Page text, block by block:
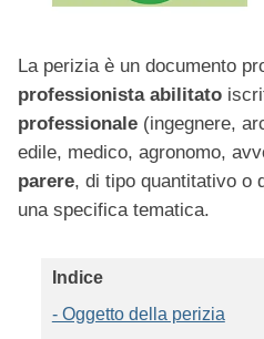
La perizia è un documento
professionista abilitato
professionale (ingegnere,
edile, medico, agronomo,
parere, di tipo quantitativo o
una specifica tematica.
Indice
- Oggetto della perizia